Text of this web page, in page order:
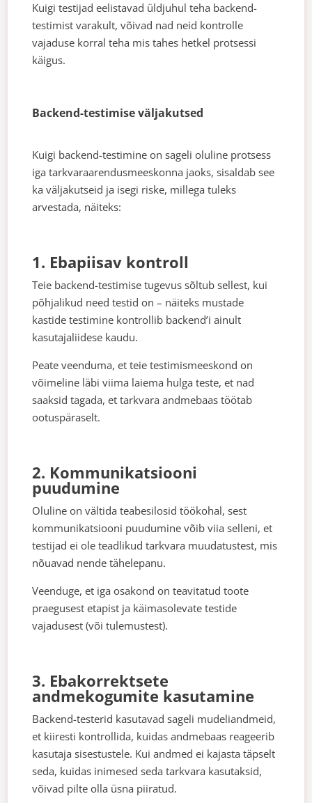
Kuigi testijad eelistavad üldjuhul teha backend-
testimist varakult, võivad nad neid kontrolle
vajaduse korral teha mis tahes hetkel protsessi
käigus.
Backend-testimise väljakutsed
Kuigi backend-testimine on sageli oluline protsess
iga tarkvaraarendusmeeskonna jaoks, sisaldab see
ka väljakutseid ja isegi riske, millega tuleks
arvestada, näiteks:
1. Ebapiisav kontroll
Teie backend-testimise tugevus sõltub sellest, kui
põhjalikud need testid on – näiteks mustade
kastide testimine kontrollib backend’i ainult
kasutajaliidese kaudu.
Peate veenduma, et teie testimismeeskond on
võimeline läbi viima laiema hulga teste, et nad
saaksid tagada, et tarkvara andmebaas töötab
ootuspäraselt.
2. Kommunikatsiooni
puudumine
Oluline on vältida teabesilosid töökohal, sest
kommunikatsiooni puudumine võib viia selleni, et
testijad ei ole teadlikud tarkvara muudatustest, mis
nõuavad nende tähelepanu.
Veenduge, et iga osakond on teavitatud toote
praegusest etapist ja käimasolevate testide
vajadusest (või tulemustest).
3. Ebakorrektsete
andmekogumite kasutamine
Backend-testerid kasutavad sageli mudeliandmeid,
et kiiresti kontrollida, kuidas andmebaas reageerib
kasutaja sisestustele. Kui andmed ei kajasta täpselt
seda, kuidas inimesed seda tarkvara kasutaksid,
võivad pilte olla üsna piiratud.